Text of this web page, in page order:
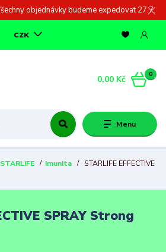
objednávky budeme expedovat 27.7.
Menu
CZK
0
0,00 Kč
Imunita
STARLIFE EFFECTIVE
SPRAY Strong